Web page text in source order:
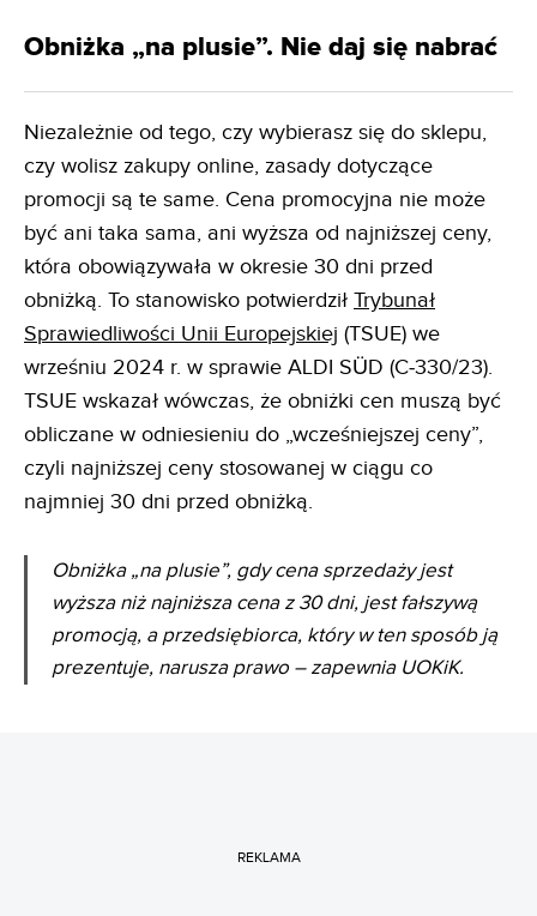
Obniżka „na plusie”. Nie daj się nabrać
Niezależnie od tego, czy wybierasz się do sklepu,
czy wolisz zakupy online, zasady dotyczące
promocji są te same. Cena promocyjna nie może
być ani taka sama, ani wyższa od najniższej ceny,
która obowiązywała w okresie 30 dni przed
obniżką. To stanowisko potwierdził Trybunał
Sprawiedliwości Unii Europejskiej (TSUE) we
wrześniu 2024 r. w sprawie ALDI SÜD (C‑330/23).
TSUE wskazał wówczas, że obniżki cen muszą być
obliczane w odniesieniu do „wcześniejszej ceny”,
czyli najniższej ceny stosowanej w ciągu co
najmniej 30 dni przed obniżką.
Obniżka „na plusie”, gdy cena sprzedaży jest
wyższa niż najniższa cena z 30 dni, jest fałszywą
promocją, a przedsiębiorca, który w ten sposób ją
prezentuje, narusza prawo – zapewnia UOKiK.
REKLAMA